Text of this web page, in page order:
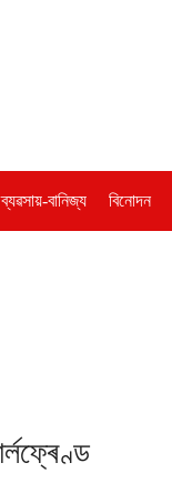
ব্যৱসায়-বানিজ্য বিনোদন